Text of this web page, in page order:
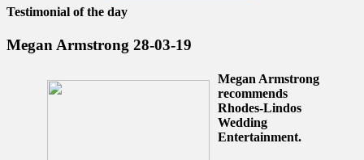
Testimonial of the day
Megan Armstrong 28-03-19
Megan Armstrong
recommends
Rhodes-Lindos
Wedding
Entertainment.